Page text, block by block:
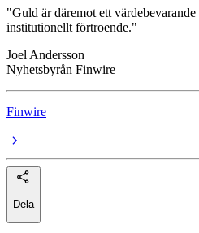
"Guld är däremot ett
institutionellt förtroende."
Joel Andersson
Nyhetsbyrån Finwire
Finwire
Dela